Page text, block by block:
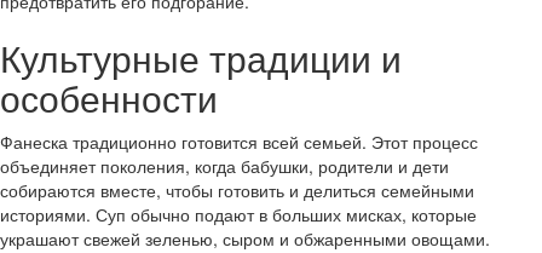
Культурные традиции и
особенности
Фанеска традиционно готовится всей семьей. Этот процесс
объединяет поколения, когда бабушки, родители и дети
собираются вместе, чтобы готовить и делиться семейными
историями. Суп обычно подают в больших мисках, которые
украшают свежей зеленью, сыром и обжаренными овощами.